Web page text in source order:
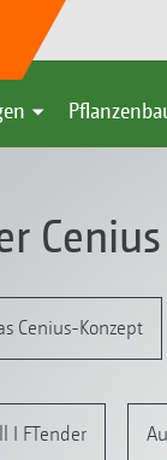
Cenius
Cenius-Konzept
I FTender